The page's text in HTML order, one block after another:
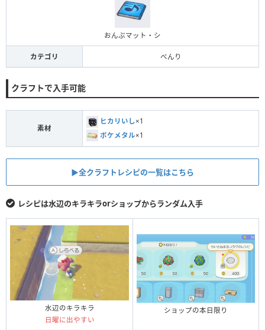
おんぷマット・シ
カテゴリ べんり
クラフトで入手可能
素材
ヒカリいし×1
ポケメタル×1
▶︎全クラフトレシピの一覧はこちら
レシピは水辺のキラキラorショップからランダム入手
水辺のキラキラ
日曜に出やすい
ショップの本日限り